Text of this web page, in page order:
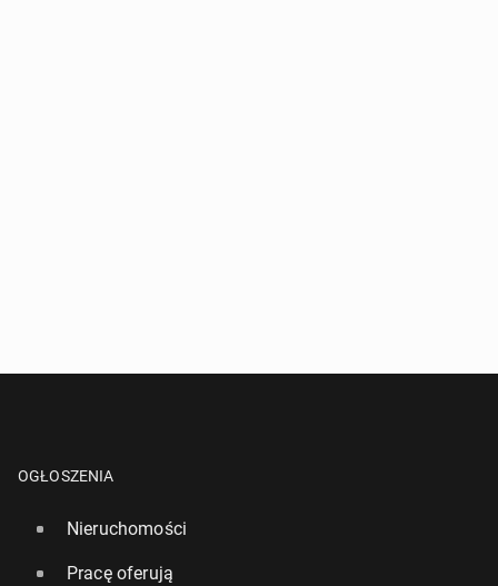
OGŁOSZENIA
Nieruchomości
Pracę oferują